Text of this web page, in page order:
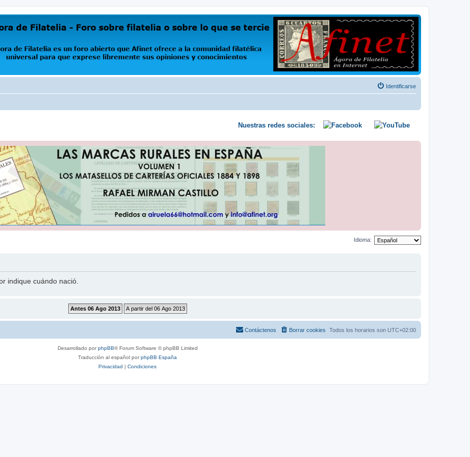
foro abierto que Afinet ofrece a la comunidad filatélica universal para que exprese libremente sus opiniones y conocimientos
Identificarse
Nuestras redes sociales:
Idioma:
indique cuándo nació.
Todos los horarios son UTC+02:00
Borrar cookies
Contáctenos
Desarrollado porphpBB® Forum Software © phpBB Limited
Traducción al español porphpBB España
Privacidad | Condiciones